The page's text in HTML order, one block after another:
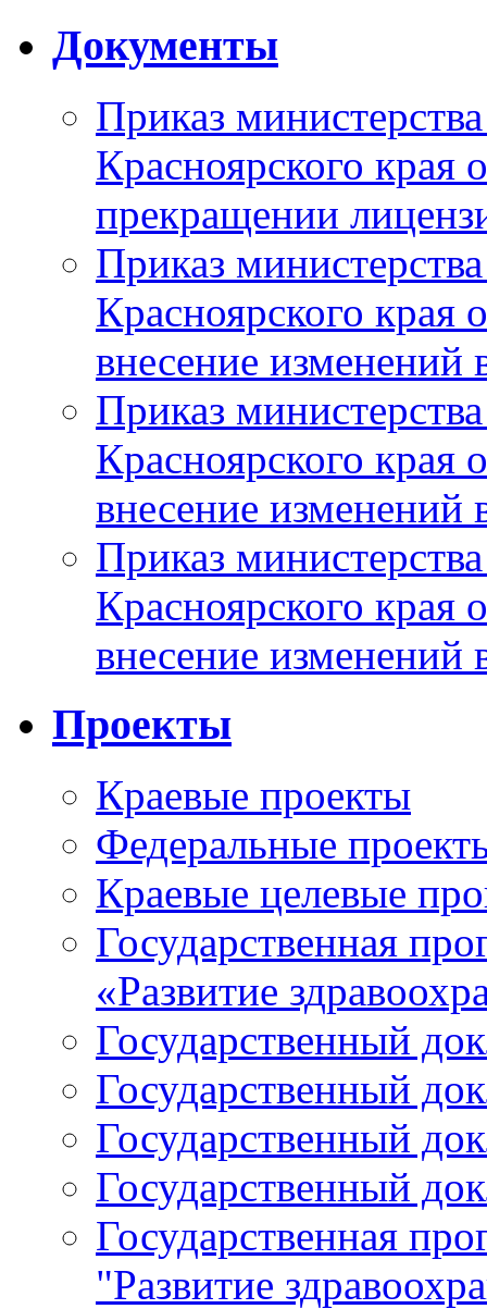
Документы
Приказ
Красноярского
прекращении
Приказ
Красноярского
внесение изменений
Приказ
Красноярского
внесение изменений
Приказ
Красноярского
внесение изменений
Проекты
Краевые проекты
Федеральные
Краевые целевые
Государственная
«Развитие
Государственный
Государственный
Государственный
Государственный
Государственная
"Развитие